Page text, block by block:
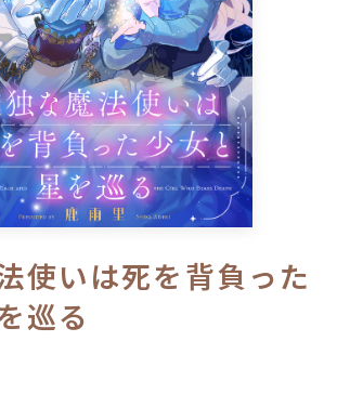
ロサージュノベルス
コミックガルド
コミッククリエ
リキューレ
使いは死を背負った
巡る